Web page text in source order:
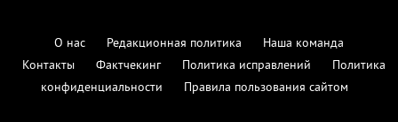
О нас Редакционная политика
Наша команда
Контакты
Фактчекинг Политика исправлений
Политика
конфиденциальности
Правила пользования сайтом